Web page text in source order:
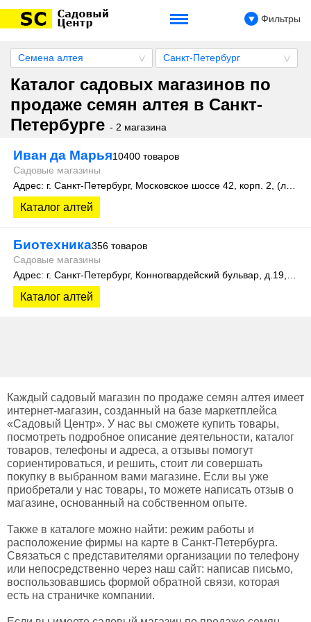
Фильтры
Семена алтея Санкт-Петербург
Каталог садовых магазинов по
продаже семян алтея в Санкт-
Петербурге - 2 магазина
Иван да Марья10400 товаров
Садовые магазины
Каталог алтей
Биотехника356 товаров
Садовые магазины
Каталог алтей
Каждый садовый магазин по продаже семян алтея имеет
интернет-магазин, созданный на базе маркетплейса
«Садовый Центр». У нас вы сможете купить товары,
посмотреть подробное описание деятельности, каталог
товаров, телефоны и адреса, а отзывы помогут
сориентироваться, и решить, стоит ли совершать
покупку в выбранном вами магазине. Если вы уже
приобретали у нас товары, то можете написать отзыв о
магазине, основанный на собственном опыте.
Также в каталоге можно найти: режим работы и
расположение фирмы на карте в Санкт-Петербурга.
Связаться с представителями организации по телефону
или непосредственно через наш сайт: написав письмо,
воспользовавшись формой обратной связи, которая
есть на страничке компании.